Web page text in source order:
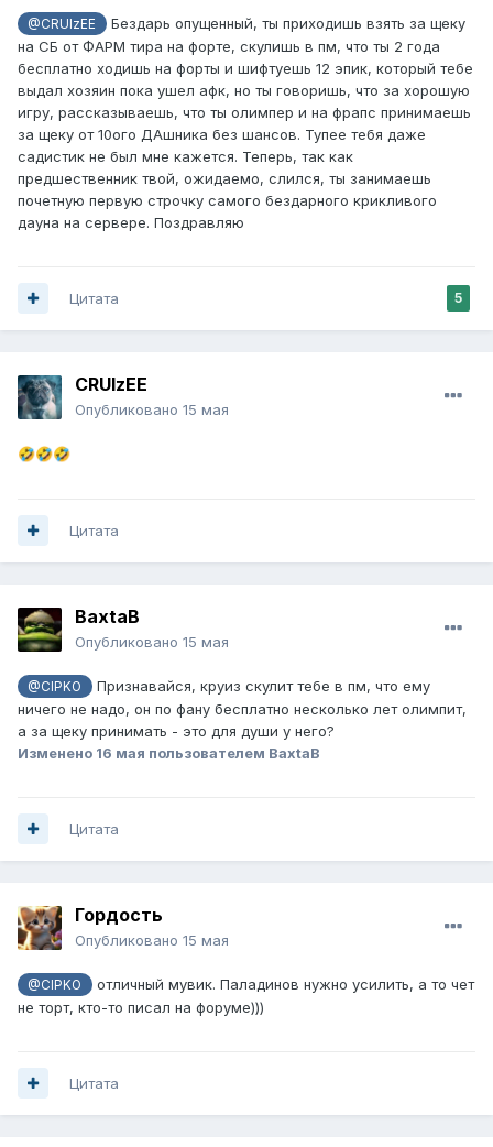
@CRUIzEE
Бездарь опущенный, ты приходишь взять за щеку
на СБ от ФАРМ тира на форте, скулишь в пм, что ты 2 года
бесплатно ходишь на форты и шифтуешь 12 эпик, который тебе
выдал хозяин пока ушел афк, но ты говоришь, что за хорошую
игру, рассказываешь, что ты олимпер и на фрапс принимаешь
за щеку от 10ого ДАшника без шансов. Тупее тебя даже
садистик не был мне кажется. Теперь, так как
предшественник твой, ожидаемо, слился, ты занимаешь
почетную первую строчку самого бездарного крикливого
дауна на сервере. Поздравляю
5
Цитата
CRUIzEE
Опубликовано 15 мая
🤣🤣🤣
Цитата
BaxtaB
Опубликовано 15 мая
@CIPKO
Признавайся, круиз скулит тебе в пм, что ему
ничего не надо, он по фану бесплатно несколько лет олимпит,
а за щеку принимать - это для души у него?
Изменено 16 мая пользователем BaxtaB
Цитата
Гордость
Опубликовано 15 мая
@CIPKO
отличный мувик. Паладинов нужно усилить, а то чет
не торт, кто-то писал на форуме)))
Цитата